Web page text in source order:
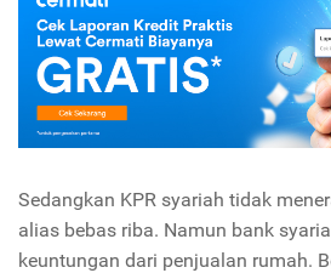
Sedangkan KPR syariah tidak
alias bebas riba. Namun bank
keuntungan dari penjualan rumah.